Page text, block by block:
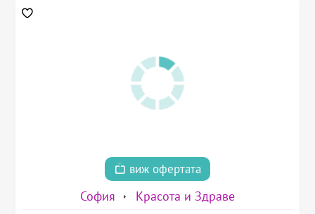
виж офертата
София Красота и Здраве